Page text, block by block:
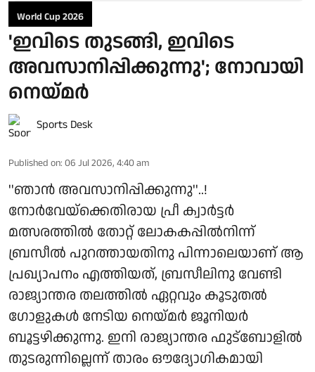
World Cup 2026
'ഇവിടെ തുടങ്ങി, ഇവിടെ
അവസാനിപ്പിക്കുന്നു'; നോവായി
നെയ്മർ
Sports Desk
Published on: 06 Jul 2026, 4:40 am
''ഞാൻ അവസാനിപ്പിക്കുന്നു''..!
നോർവേയ്‌ക്കെതിരായ പ്രീ ക്വാർട്ടർ
മത്സരത്തിൽ തോറ്റ് ലോകകപ്പിൽനിന്ന്
ബ്രസീൽ പുറത്തായതിനു പിന്നാലെയാണ് ആ
പ്രഖ്യാപനം എത്തിയത്, ബ്രസീലിനു വേണ്ടി
രാജ്യാന്തര തലത്തിൽ ഏറ്റവും കൂടുതൽ
ഗോളുകൾ നേടിയ നെയ്മർ ജൂനിയർ
ബൂട്ടഴിക്കുന്നു. ഇനി രാജ്യാന്തര ഫുട്‌ബോളിൽ
തുടരുന്നില്ലെന്ന് താരം ഔദ്യോഗികമായി